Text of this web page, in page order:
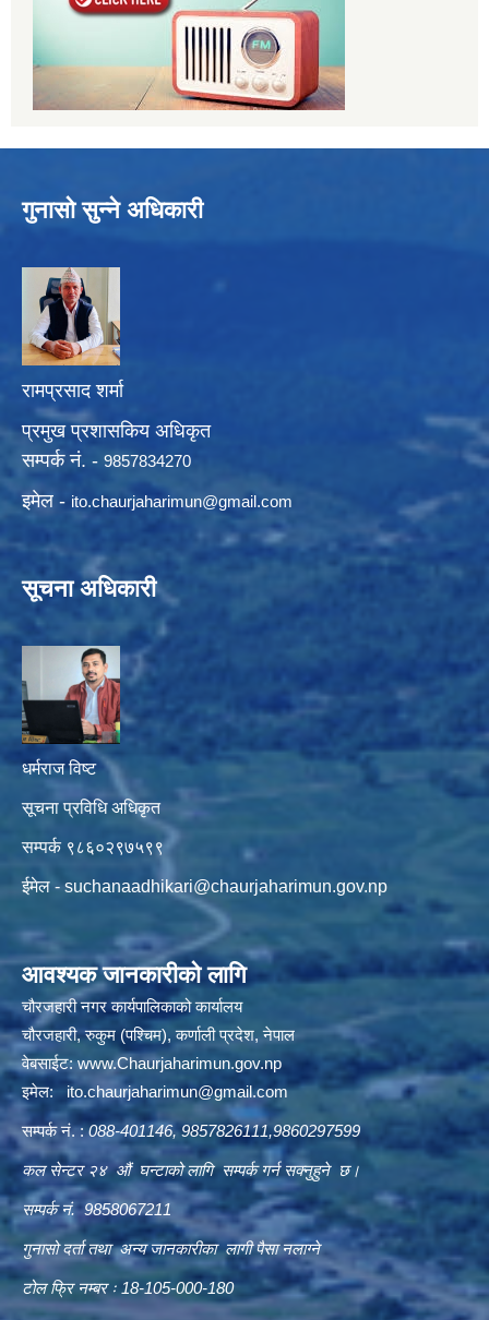
गुनासो सुन्ने अधिकारी
रामप्रसाद शर्मा
प्रमुख प्रशासकिय अधिकृत
सम्पर्क नं. - 9857834270
इमेल - ito.chaurjaharimun@gmail.com
सूचना अधिकारी
धर्मराज विष्ट
सूचना प्रविधि अधिकृत
सम्पर्क ९८६०२९७५९९
ईमेल -suchanaadhikari@chaurjaharimun.gov.np
आवश्यक जानकारीको लागि
चौरजहारी नगर कार्यपालिकाको कार्यालय
चौरजहारी, रुकुम (पश्चिम), कर्णाली प्रदेश, नेपाल
वेबसाईट:www.Chaurjaharimun.gov.np
इमेल: ito.chaurjaharimun@gmail.com
सम्पर्क नं. :088-401146, 9857826111,9860297599
कल सेन्टर २४ औं घन्टाको लागि सम्पर्क गर्न सक्नुहुने छ।
सम्पर्क नं. 9858067211
गुनासो दर्ता तथा अन्य जानकारीका लागी पैसा नलाग्ने
टोल फ्रि नम्बर ः 18-105-000-180